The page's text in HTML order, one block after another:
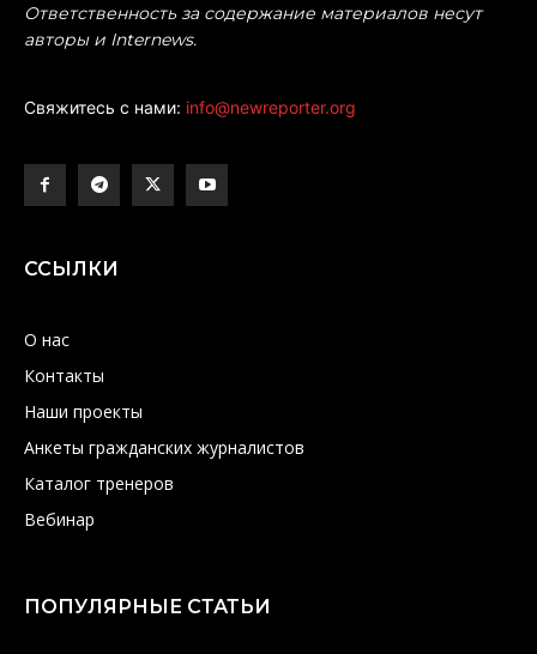
Ответственность за содержание материалов несут
авторы и Internews.
Свяжитесь с нами: info@newreporter.org
ССЫЛКИ
О нас
Контакты
Наши проекты
Анкеты гражданских журналистов
Каталог тренеров
Вебинар
ПОПУЛЯРНЫЕ СТАТЬИ